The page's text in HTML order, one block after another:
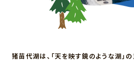
猪苗代湖は、「天を映す鏡のような湖」の